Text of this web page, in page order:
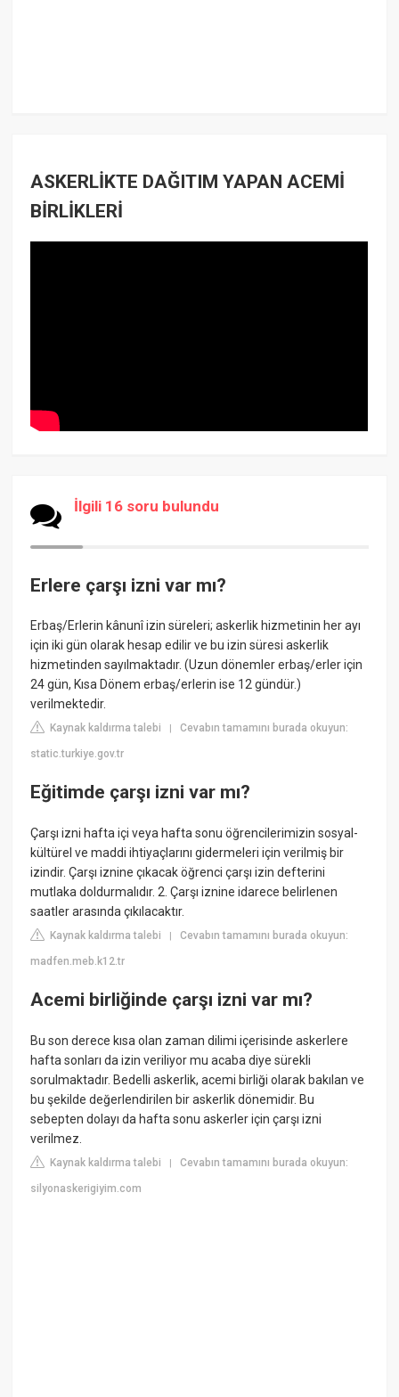
ASKERLİKTE DAĞITIM YAPAN ACEMİ
BİRLİKLERİ
İlgili 16 soru bulundu
Erlere çarşı izni var mı?
Erbaş/Erlerin kânunî izin süreleri; askerlik hizmetinin her ayı
için iki gün olarak hesap edilir ve bu izin süresi askerlik
hizmetinden sayılmaktadır. (Uzun dönemler erbaş/erler için
24 gün, Kısa Dönem erbaş/erlerin ise 12 gündür.)
verilmektedir.
Kaynak kaldırma talebi |Cevabın tamamını burada okuyun:
static.turkiye.gov.tr
Eğitimde çarşı izni var mı?
Çarşı izni hafta içi veya hafta sonu öğrencilerimizin sosyal-
kültürel ve maddi ihtiyaçlarını gidermeleri için verilmiş bir
izindir. Çarşı iznine çıkacak öğrenci çarşı izin defterini
mutlaka doldurmalıdır. 2. Çarşı iznine idarece belirlenen
saatler arasında çıkılacaktır.
Kaynak kaldırma talebi |Cevabın tamamını burada okuyun:
madfen.meb.k12.tr
Acemi birliğinde çarşı izni var mı?
Bu son derece kısa olan zaman dilimi içerisinde askerlere
hafta sonları da izin veriliyor mu acaba diye sürekli
sorulmaktadır. Bedelli askerlik, acemi birliği olarak bakılan ve
bu şekilde değerlendirilen bir askerlik dönemidir. Bu
sebepten dolayı da hafta sonu askerler için çarşı izni
verilmez.
Kaynak kaldırma talebi |Cevabın tamamını burada okuyun:
silyonaskerigiyim.com